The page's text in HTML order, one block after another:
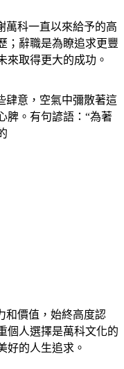
萬科一直以來給予的高
；辭職是為瞭追求更豐
來取得更大的成功。
肆意，空氣中彌散著這
脾。有句諺語：“為著
和價值，始終高度認
個人選擇是萬科文化的
好的人生追求。